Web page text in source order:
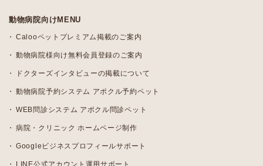
動物病院向けMENU
Calooペットプレミアム掲載のご案内
動物病院様向け無料会員登録のご案内
ドクターズインタビューの掲載について
動物病院予約システム アポクル予約ペット
WEB問診システム アポクル問診ペット
病院・クリニック ホームページ制作
Googleビジネスプロフィールサポート
LINE公式アカウント運用サポート